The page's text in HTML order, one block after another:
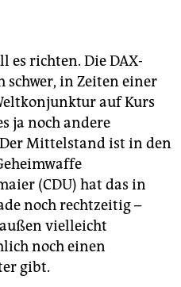
es richten. Die DAX-
schwer, in Zeiten einer
auf Kurs
ja noch andere
Mittelstand ist in den
(CDU) hat das in
noch rechtzeitig –
vielleicht
noch einen
gibt.